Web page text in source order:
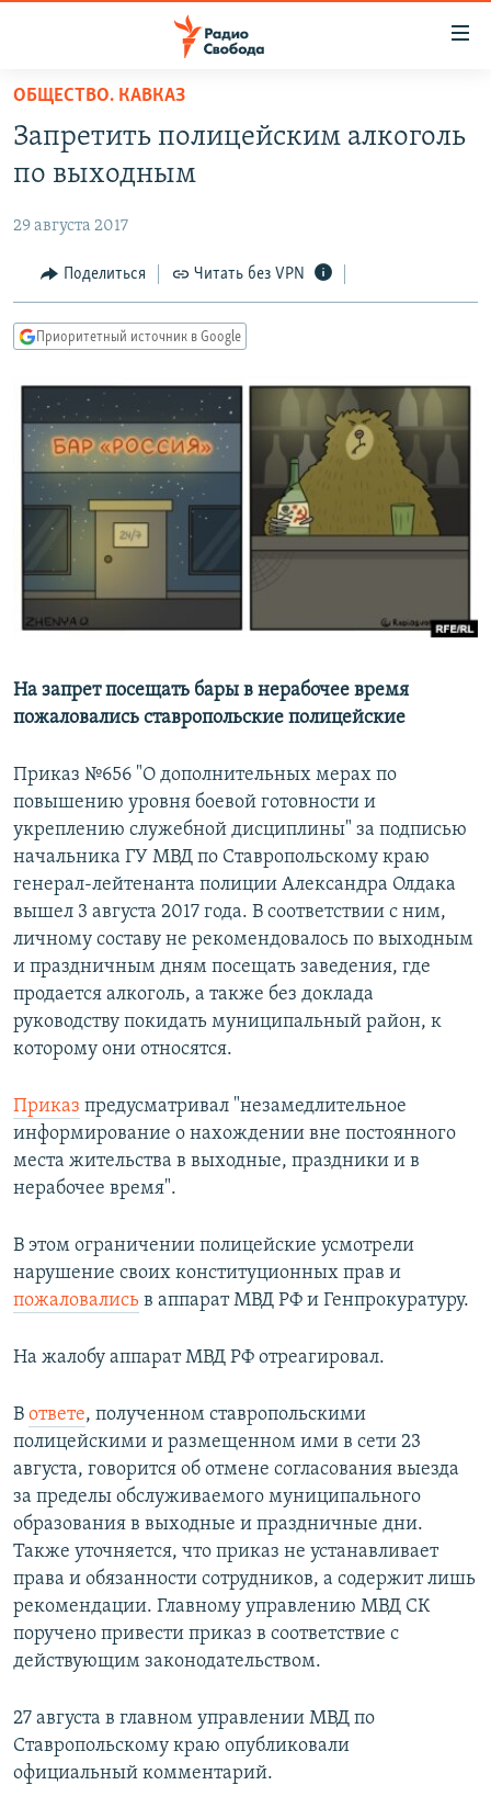
упрощенного
доступа
основному
Вернутся
главной
навигации
Вернутся
поиску
ПОДКАСТЫ
ЦИТАТЫ СВОБОДЫ
МНЕНИЯ
IDEL.РЕАЛИИ
КАВКАЗ.РЕАЛИИ
СЕВЕР.РЕАЛИИ
СИБИРЬ.РЕАЛИИ
РАСПИСАНИЕ ВЕЩАНИЯ
ПОДПИШИТЕСЬ НА РАССЫЛКУ
ОБЩЕСТВО. КАВКАЗ
Запретить полицейским алкоголь
по выходным
29 августа 2017
Поделиться Читать без VPN
Приоритетный источник в Google
На запрет посещать бары в нерабочее время
пожаловались ставропольские полицейские
Приказ №656 "О дополнительных мерах по
повышению уровня боевой готовности и
укреплению служебной дисциплины" за подписью
начальника ГУ МВД по Ставропольскому краю
генерал-лейтенанта полиции Александра Олдака
вышел 3 августа 2017 года. В соответствии с ним,
личному составу не рекомендовалось по выходным
и праздничным дням посещать заведения, где
продается алкоголь, а также без доклада
руководству покидать муниципальный район, к
которому они относятся.
Приказ предусматривал "незамедлительное
информирование о нахождении вне постоянного
места жительства в выходные, праздники и в
нерабочее время".
В этом ограничении полицейские усмотрели
нарушение своих конституционных прав и
пожаловались в аппарат МВД РФ и Генпрокуратуру.
На жалобу аппарат МВД РФ отреагировал.
В ответе, полученном ставропольскими
полицейскими и размещенном ими в сети 23
августа, говорится об отмене согласования выезда
за пределы обслуживаемого муниципального
образования в выходные и праздничные дни.
Также уточняется, что приказ не устанавливает
права и обязанности сотрудников, а содержит лишь
рекомендации. Главному управлению МВД СК
поручено привести приказ в соответствие с
действующим законодательством.
27 августа в главном управлении МВД по
Ставропольскому краю опубликовали
официальный комментарий.